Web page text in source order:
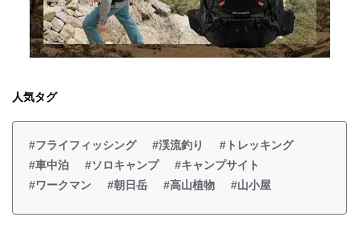
人気タグ
#フライフィッシング #渓流釣り
#トレッキング
#車中泊
#ソロキャンプ
#キャンプサイト
#ワークマン
#朝日岳 #高山植物 #山小屋